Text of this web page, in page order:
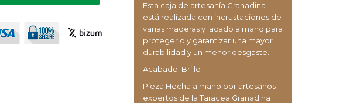
Esta caja de artesanía Granadina
está realizada con incrustaciones de
varias maderas y lacado a mano para
protegerlo y garantizar una mayor
durabilidad y un menor desgaste.
Acabado: Brillo
Pieza Hecha a mano por artesanos
expertos de la Taracea Granadina